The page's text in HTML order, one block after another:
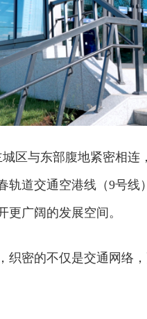
区与东部腹地紧密相连
轨道交通空港线（9号线
更广阔的发展空间。
织密的不仅是交通网络